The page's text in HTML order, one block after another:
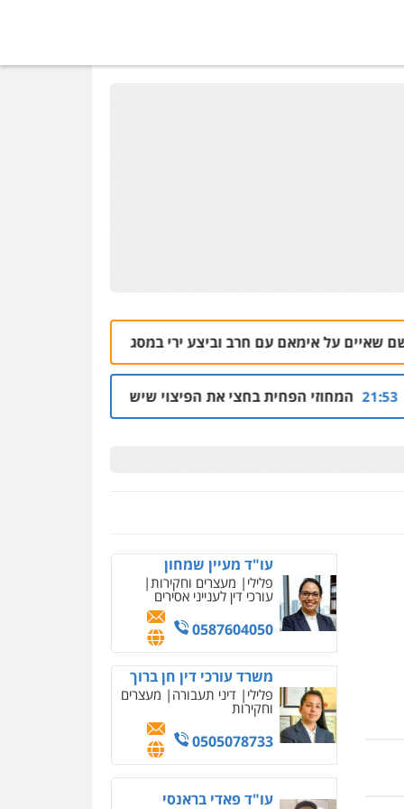
וביצע ירי במסגד 04.08 | 12:30 העליון קיצר עונש
את הפיצוי שישלם יוסי כמיסה לאביגדור ליברמן
0507003001
עו"ד עלי סעדי
פלילי פשיעה חמורה ליווי
0508824984
עו"ד מעיין שמחון
פלילי מעצרים וחקירות
עורכי דין לענייני אסירים
0587604050
משרד עורכי דין חן ברוך
פלילי דיני תעבורה מעצרים
וחקירות
0505078733
עו"ד פאדי בראנסי
מקצועיים לעורכי דין
0504578527
רונן הלל – מוניטין
מחיקת כתבות מגוגל
ודחיקת אזכורים שליליים
שירותים מקצועיים לעורכי
דין
0522508109
אחסון אתרים
מהירות הגנה גיבוי
תמיכה שירותים מקצועיים
לעורכי דין